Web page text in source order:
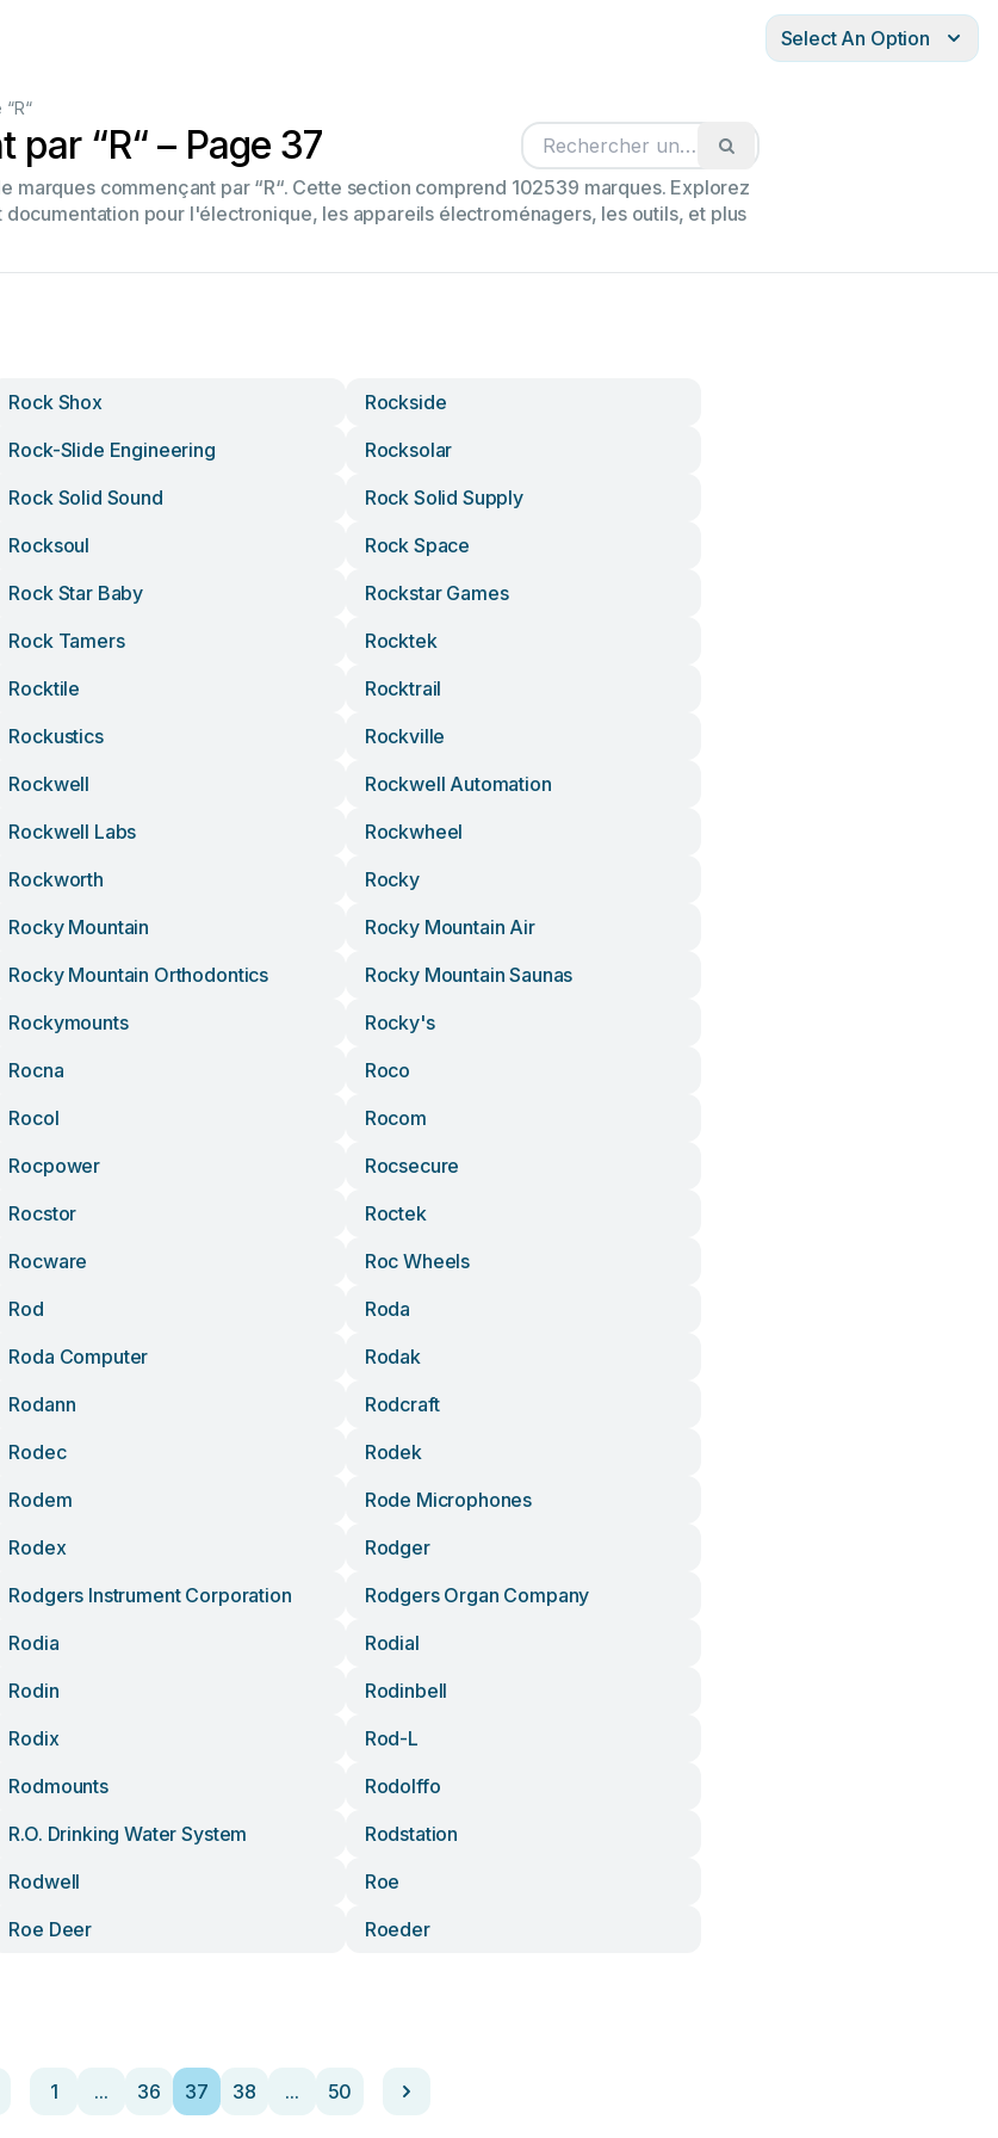
Select An Option
“R“ – Page 37
marques commençant par “R“. Cette section comprend 102539 marques. Explorez
pour l'électronique, les appareils électroménagers, les outils, et plus
Rock Shox
Rockside
Rock-Slide Engineering
Rocksolar
Rock Solid Sound
Rock Solid Supply
Rocksoul
Rock Space
Rock Star Baby
Rockstar Games
Rock Tamers
Rocktek
Rocktile
Rocktrail
Rockustics
Rockville
Rockwell
Rockwell Automation
Rockwell Labs
Rockwheel
Rockworth
Rocky
Rocky Mountain
Rocky Mountain Air
Rocky Mountain Orthodontics
Rocky Mountain Saunas
Rockymounts
Rocky's
Rocna
Roco
Rocol
Rocom
Rocpower
Rocsecure
Rocstor
Roctek
Rocware
Roc Wheels
Rod
Roda
Roda Computer
Rodak
Rodann
Rodcraft
Rodec
Rodek
Rodem
Rode Microphones
Rodex
Rodger
Rodgers Instrument Corporation
Rodgers Organ Company
Rodia
Rodial
Rodin
Rodinbell
Rodix
Rod-L
Rodmounts
Rodolffo
R.o. Drinking Water System
Rodstation
Rodwell
Roe
Roe Deer
Roeder
1 ... 36 37 38 ... 50